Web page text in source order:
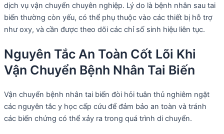
dịch vụ vận chuyển chuyên nghiệp. Lý do là bệnh nhân sau tai
biến thường còn yếu, có thể phụ thuộc vào các thiết bị hỗ trợ
như oxy, và cần được theo dõi các chỉ số sinh hiệu liên tục.
Nguyên Tắc An Toàn Cốt Lõi Khi
Vận Chuyển Bệnh Nhân Tai Biến
Vận chuyển bệnh nhân tai biến đòi hỏi tuân thủ nghiêm ngặt
các nguyên tắc y học cấp cứu để đảm bảo an toàn và tránh
các biến chứng có thể xảy ra trong quá trình di chuyển.